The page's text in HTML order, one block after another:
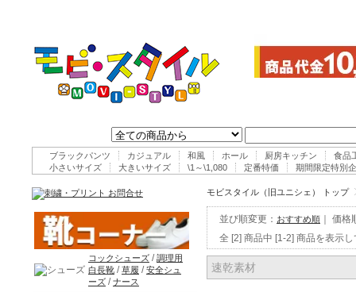
ブラックパンツ カジュアル 和風 ホール 厨房キッチン
食品
小さいサイズ
大きいサイズ \1～\1,080 定番特価 期間限定特別
モビスタイル（旧ユニシェ） トップ
並び順変更： おすすめ順
価格
全 [2] 商品中 [1-2] 商品を表示
速乾素材
コックシューズ /調理用
白長靴 /草履 /安全シュ
ーズ /ナース